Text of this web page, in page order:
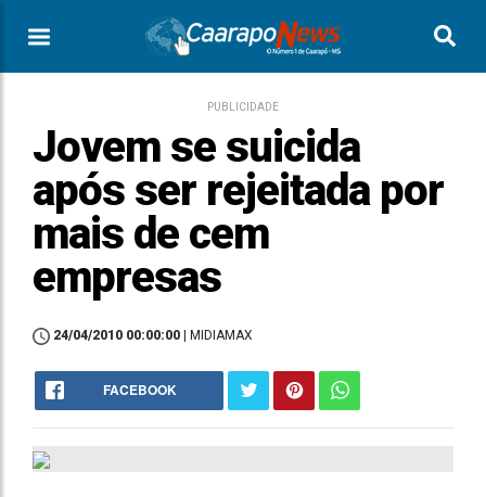
PUBLICIDADE
Jovem se suicida
após ser rejeitada por
mais de cem
empresas
24/04/2010 00:00:00 | MIDIAMAX
FACEBOOK